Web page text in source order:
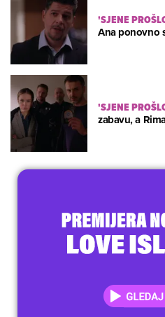
'SJENE
Ana ponovno
'SJENE
zabavu, a